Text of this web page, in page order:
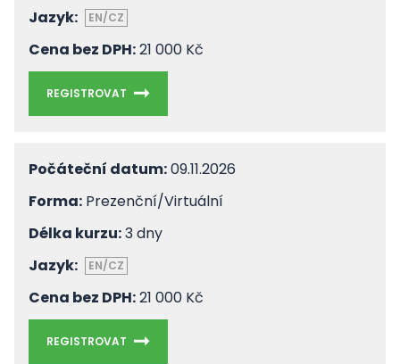
Jazyk:
EN/CZ
Cena bez DPH:21 000 Kč
REGISTROVAT
Počáteční datum:09.11.2026
Forma: Prezenční/Virtuální
Délka kurzu:3 dny
Jazyk:
EN/CZ
Cena bez DPH:21 000 Kč
REGISTROVAT